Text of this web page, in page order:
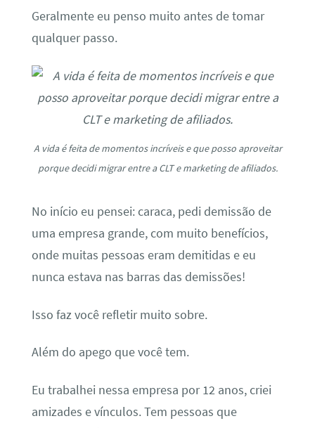
Geralmente eu penso muito antes de tomar
qualquer passo.
A vida é feita de momentos incríveis e que posso aproveitar
porque decidi migrar entre a CLT e marketing de afiliados.
No início eu pensei: caraca, pedi demissão de
uma empresa grande, com muito benefícios,
onde muitas pessoas eram demitidas e eu
nunca estava nas barras das demissões!
Isso faz você refletir muito sobre.
Além do apego que você tem.
Eu trabalhei nessa empresa por 12 anos, criei
amizades e vínculos. Tem pessoas que